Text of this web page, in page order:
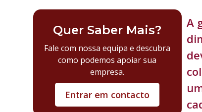
Quer Saber Mais?
Fale com nossa equipa e descubra
como podemos apoiar sua
empresa.
Entrar em contacto
A